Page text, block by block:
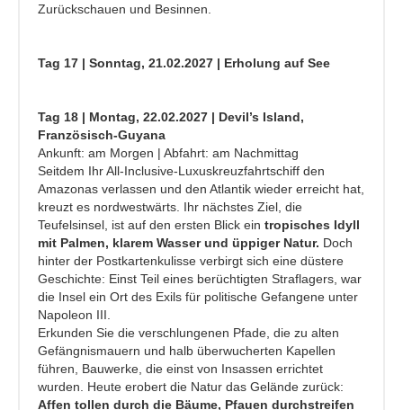
Zurückschauen und Besinnen.
Tag 17 | Sonntag, 21.02.2027 | Erholung auf See
Tag 18 | Montag, 22.02.2027 | Devil’s Island,
Französisch-Guyana
Ankunft: am Morgen | Abfahrt: am Nachmittag
Seitdem Ihr All-Inclusive-Luxuskreuzfahrtschiff den
Amazonas verlassen und den Atlantik wieder erreicht hat,
kreuzt es nordwestwärts. Ihr nächstes Ziel, die
Teufelsinsel, ist auf den ersten Blick ein tropisches Idyll
mit Palmen, klarem Wasser und üppiger Natur. Doch
hinter der Postkartenkulisse verbirgt sich eine düstere
Geschichte: Einst Teil eines berüchtigten Straflagers, war
die Insel ein Ort des Exils für politische Gefangene unter
Napoleon III.
Erkunden Sie die verschlungenen Pfade, die zu alten
Gefängnismauern und halb überwucherten Kapellen
führen, Bauwerke, die einst von Insassen errichtet
wurden. Heute erobert die Natur das Gelände zurück:
Affen tollen durch die Bäume, Pfauen durchstreifen